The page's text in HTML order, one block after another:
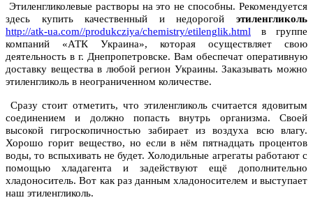
Этиленгликолевые растворы на это не способны. Рекомендуется
здесь купить качественный и недорогой этиленгликоль
http://atk-ua.com//produkcziya/chemistry/etilenglik.html в группе
компаний «АТК Украина», которая осуществляет свою
деятельность в г. Днепропетровске. Вам обеспечат оперативную
доставку вещества в любой регион Украины. Заказывать можно
этиленгликоль в неограниченном количестве.
Сразу стоит отметить, что этиленгликоль считается ядовитым
соединением и должно попасть внутрь организма. Своей
высокой гигроскопичностью забирает из воздуха всю влагу.
Хорошо горит вещество, но если в нём пятнадцать процентов
воды, то вспыхивать не будет. Холодильные агрегаты работают с
помощью хладагента и задействуют ещё дополнительно
хладоноситель. Вот как раз данным хладоносителем и выступает
наш этиленгликоль.